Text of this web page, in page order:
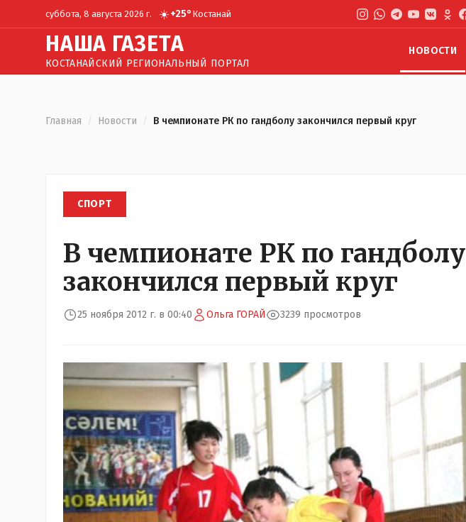
суббота, 8 августа 2026 г. ☀️+25° Костанай
НАША ГАЗЕТА
КОСТАНАЙСКИЙ РЕГИОНАЛЬНЫЙ ПОРТАЛ
НОВОСТИ
Главная / Новости / В чемпионате РК по гандболу закончился первый круг
СПОРТ
В чемпионате РК по гандболу
закончился первый круг
25 ноября 2012 г. в 00:40 Ольга ГОРАЙ 3239 просмотров